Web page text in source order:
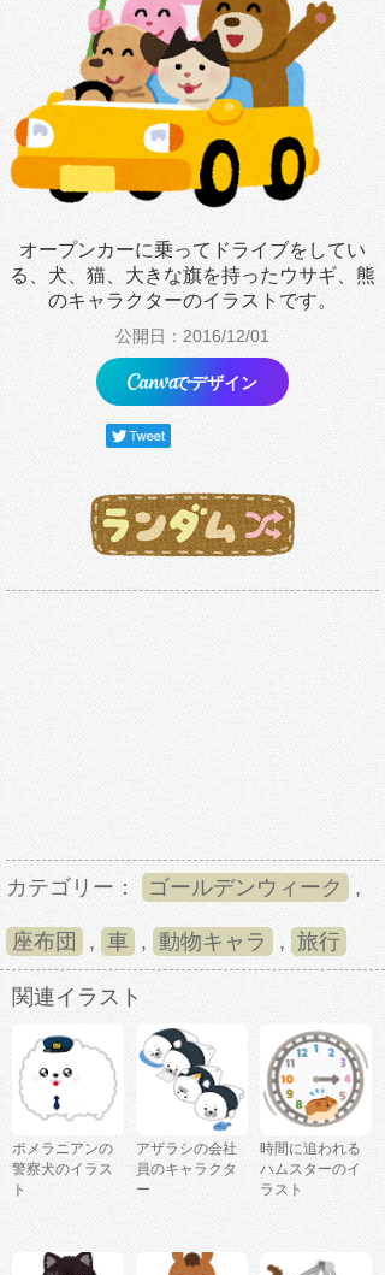
オープンカーに乗ってドライブをしてい
る、犬、猫、大きな旗を持ったウサギ、熊
のキャラクターのイラストです。
公開日：2016/12/01
でデザイン
カテゴリー： ゴールデンウィーク ,
座布団 , 車 , 動物キャラ , 旅行
関連イラスト
ポメラニアンの
警察犬のイラス
ト
アザラシの会社
員のキャラクタ
ー
時間に追われる
ハムスターのイ
ラスト